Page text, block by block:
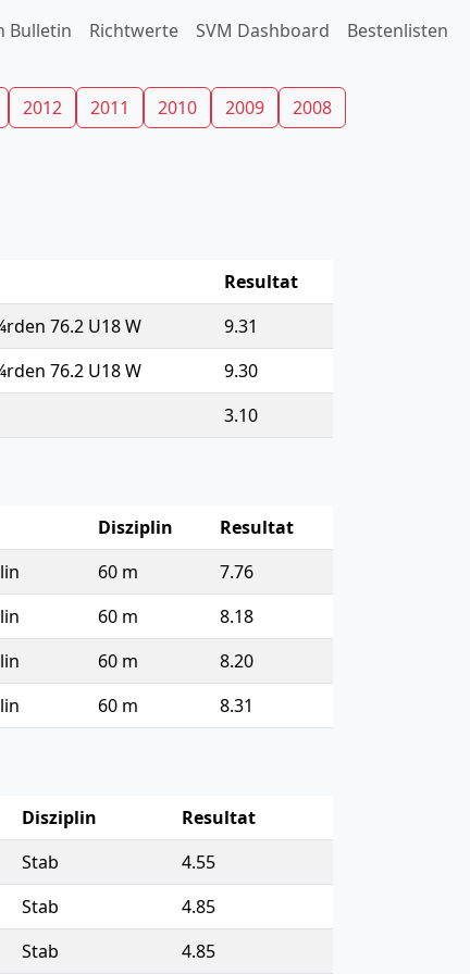
Bulletin Richtwerte SVM Dashboard Bestenlisten
2012 2011 2010 2009
2008
Resultat
76.2 U18 W
9.31
76.2 U18 W
9.30
3.10
Disziplin
Resultat
60 m
7.76
60 m
8.18
60 m
8.20
60 m 8.31
Disziplin
Resultat
Stab
4.55
Stab
4.85
Stab 4.85